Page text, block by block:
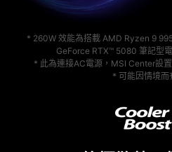
* 260W 效能為搭載 AMD Ryzen 9
GeForce RTX™ 5080 筆記型
* 此為連接AC電源，MSI Center設
* 可能因情境而